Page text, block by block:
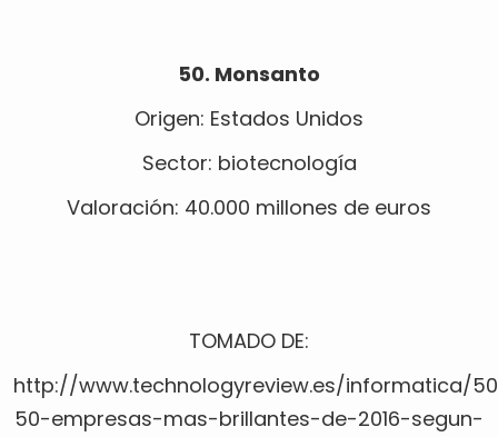
50. Monsanto
Origen: Estados Unidos
Sector: biotecnología
Valoración: 40.000 millones de euros
TOMADO DE:
http://www.technologyreview.es/informatica/
50-empresas-mas-brillantes-de-2016-segun-